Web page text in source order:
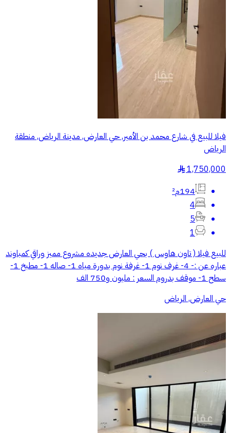
فيلا للبيع في شارع محمد بن الأمير, حي العارض, مدينة الرياض, منطقة
الرياض
1,750,000
§
194م²
4
5
1
للبيع فيلا ( تاون هاوس ) بحي العارض جديده مشروع مميز وراقي كمباوند
عباره عن :- 4- غرف نوم 1- غرفة نوم بدورة مياه 1- صاله 1- مطبخ 1-
سطح 1- موقف بدروم السعر : مليون و750 الف
حي العارض, الرياض